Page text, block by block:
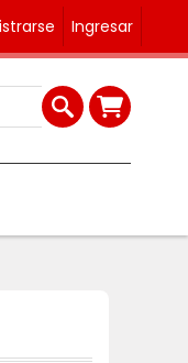
Ingresar